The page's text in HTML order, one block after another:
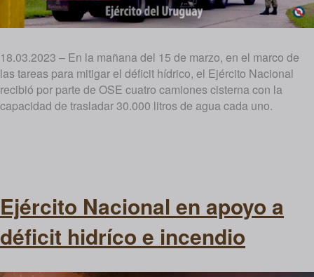
18.03.2023 – En la mañana del 15 de marzo, en el marco de
las tareas para mitigar el déficit hídrico, el Ejército Nacional
recibió por parte de OSE cuatro camiones cisterna con la
capacidad de trasladar 30.000 litros de agua cada uno.
Ejército Nacional en apoyo a
déficit hidríco e incendio